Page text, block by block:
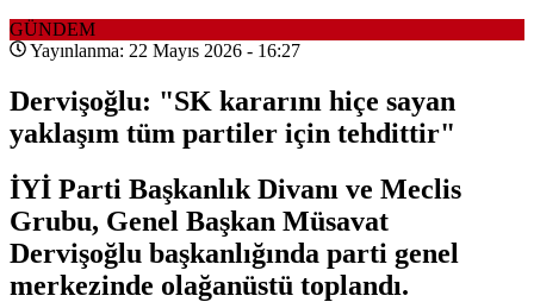
GÜNDEM
Yayınlanma: 22 Mayıs 2026 - 16:27
Dervişoğlu: "SK kararını hiçe sayan
yaklaşım tüm partiler için tehdittir"
İYİ Parti Başkanlık Divanı ve Meclis
Grubu, Genel Başkan Müsavat
Dervişoğlu başkanlığında parti genel
merkezinde olağanüstü toplandı.